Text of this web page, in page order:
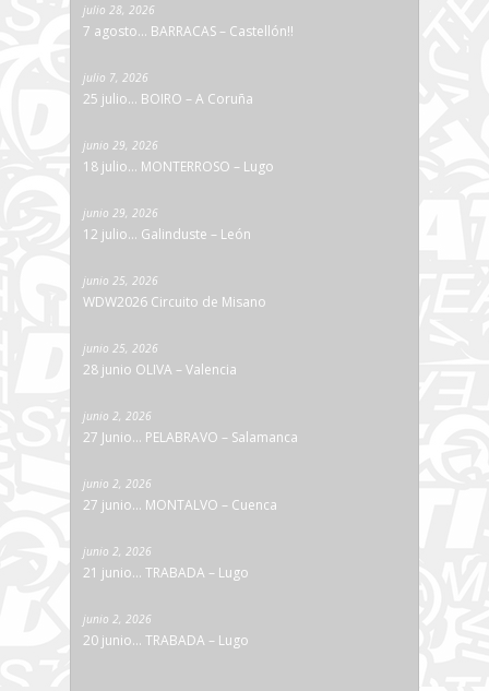
julio 28, 2026
7 agosto… BARRACAS – Castellón!!
julio 7, 2026
25 julio… BOIRO – A Coruña
junio 29, 2026
18 julio… MONTERROSO – Lugo
junio 29, 2026
12 julio… Galinduste – León
junio 25, 2026
WDW2026 Circuito de Misano
junio 25, 2026
28 junio OLIVA – Valencia
junio 2, 2026
27 Junio… PELABRAVO – Salamanca
junio 2, 2026
27 junio… MONTALVO – Cuenca
junio 2, 2026
21 junio… TRABADA – Lugo
junio 2, 2026
20 junio… TRABADA – Lugo